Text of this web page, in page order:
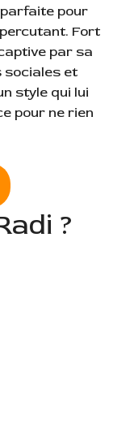
pour
Fort
par sa
sociales et
style qui lui
pour ne rien
?